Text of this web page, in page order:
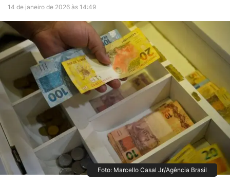
14 de janeiro de 2026 às 14:49
Foto: Marcello Casal Jr/Agência Brasil